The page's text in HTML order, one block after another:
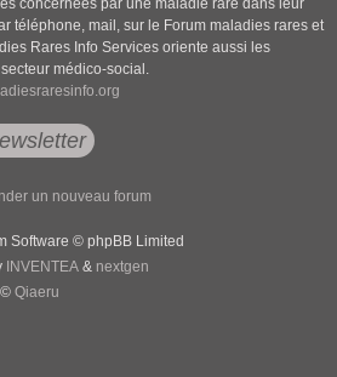
concernées par une maladie rare dans leur
téléphone, mail, sur le Forum maladies rares et
Rares Info Services oriente aussi les
médico-social.
un nouveau forum
Software © phpBB Limited
INVENTEA & nextgen
© Qiaeru